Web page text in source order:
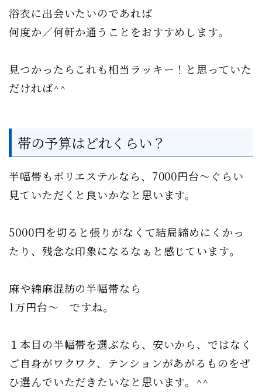
浴衣に出会いたいのであれば
何度か／何軒か通うことをおすすめします。
見つかったらこれも相当ラッキー！と思っていた
だければ^^
帯の予算はどれくらい？
半幅帯もポリエステルなら、7000円台〜ぐらい
見ていただくと良いかなと思います。
5000円を切ると張りがなくて結局締めにくかっ
たり、残念な印象になるなぁと感じています。
麻や綿麻混紡の半幅帯なら
1万円台〜 ですね。
１本目の半幅帯を選ぶなら、安いから、ではなく
ご自身がワクワク、テンションがあがるものをぜ
ひ選んでいただきたいなと思います。^^